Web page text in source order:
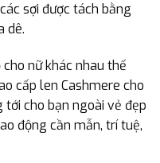
sợi được tách bằng
dê.
nữ khác nhau thế
cấp len Cashmere cho
tới cho bạn ngoài vẻ đẹp
động cần mẫn, trí tuệ,